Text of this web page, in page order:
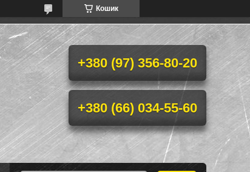
Кошик
+380 (97) 356-80-20
+380 (66) 034-55-60